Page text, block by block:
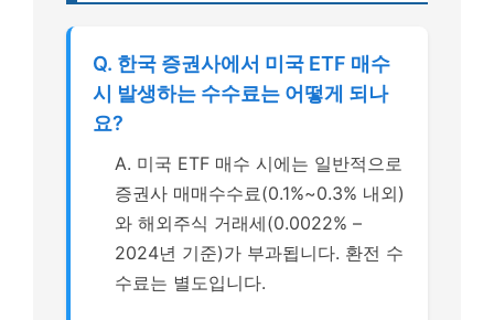
Q. 한국 증권사에서 미국 ETF 매수
시 발생하는 수수료는 어떻게 되나
요?
A. 미국 ETF 매수 시에는 일반적으로
증권사 매매수수료(0.1%~0.3% 내외)
와 해외주식 거래세(0.0022% –
2024년 기준)가 부과됩니다. 환전 수
수료는 별도입니다.